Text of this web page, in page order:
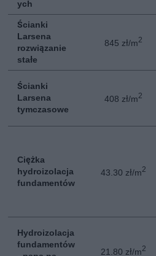
ych
Ścianki
Larsena
rozwiązanie
stałe
845 zł/m2
Ścianki
Larsena
tymczasowe
408 zł/m2
Ciężka
hydroizolacja
fundamentów
43.30 zł/m2
Hydroizolacja
fundamentów
21.80 zł/m2